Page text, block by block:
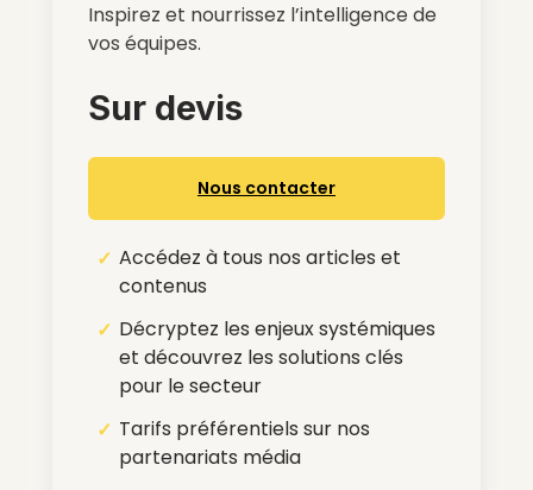
Inspirez et nourrissez l’intelligence de
vos équipes.
Sur devis
Nous contacter
Accédez à tous nos articles et
contenus
Décryptez les enjeux systémiques
et découvrez les solutions clés
pour le secteur
Tarifs préférentiels sur nos
partenariats média